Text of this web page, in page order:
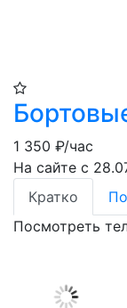
1 350 ₽/час
На сайте с
Кратко
Посмотреть